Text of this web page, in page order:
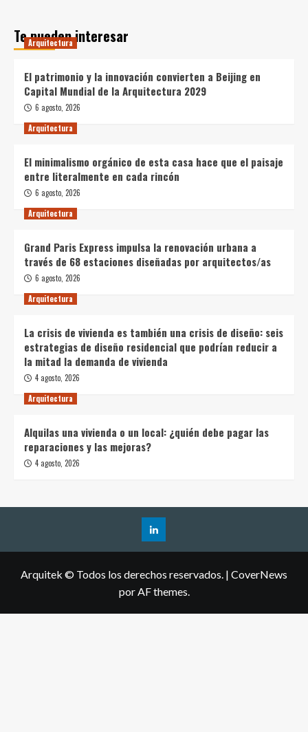
Te pueden interesar
Arquitectura
El patrimonio y la innovación convierten a Beijing en
Capital Mundial de la Arquitectura 2029
6 agosto, 2026
Arquitectura
El minimalismo orgánico de esta casa hace que el paisaje
entre literalmente en cada rincón
6 agosto, 2026
Arquitectura
Grand Paris Express impulsa la renovación urbana a
través de 68 estaciones diseñadas por arquitectos/as
6 agosto, 2026
Arquitectura
La crisis de vivienda es también una crisis de diseño: seis
estrategias de diseño residencial que podrían reducir a
la mitad la demanda de vivienda
4 agosto, 2026
Arquitectura
Alquilas una vivienda o un local: ¿quién debe pagar las
reparaciones y las mejoras?
4 agosto, 2026
Arquitek © Todos los derechos reservados. | CoverNews
por AF themes.